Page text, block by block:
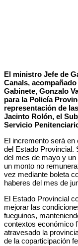
El ministro Jefe de
Canals,
Gabinete, Gonzalo
para la Policía
representación de
Jacinto Rolón, el
Servicio
El incremento será
del Estado Provincial.
del mes de mayo y
un monto no
vez mediante boleta
haberes del mes de
El Estado Provincial
mejorar las
fueguinos,
contextos económico
atravesado la
de la coparticipación